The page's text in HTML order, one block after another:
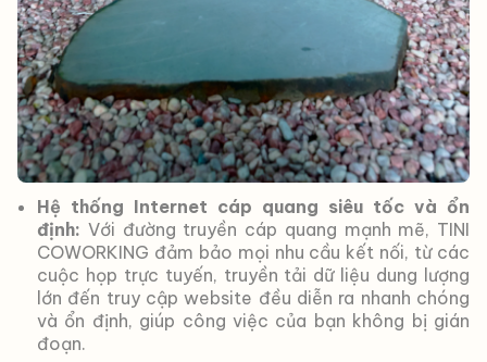
Hệ thống Internet cáp quang siêu tốc và ổn
định: Với đường truyền cáp quang mạnh mẽ, TINI
COWORKING đảm bảo mọi nhu cầu kết nối, từ các
cuộc họp trực tuyến, truyền tải dữ liệu dung lượng
lớn đến truy cập website đều diễn ra nhanh chóng
và ổn định, giúp công việc của bạn không bị gián
đoạn.